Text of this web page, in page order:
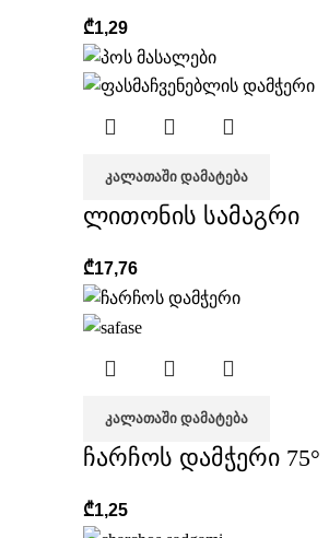
₾1,29
ᲙᲐᲚᲐᲗᲐᲨᲘ ᲓᲐᲛᲐᲢᲔᲑᲐ
ლითონის სამაგრი
₾17,76
ᲙᲐᲚᲐᲗᲐᲨᲘ ᲓᲐᲛᲐᲢᲔᲑᲐ
ჩარჩოს დამჭერი 75°
₾1,25